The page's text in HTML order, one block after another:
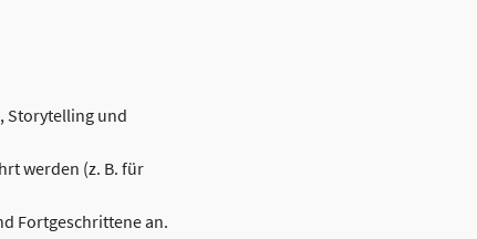
Storytelling und
werden (z. B. für
Fortgeschrittene an.